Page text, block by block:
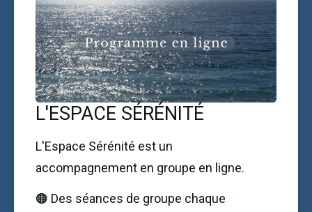
L'ESPACE SÉRÉNITÉ
L'Espace Sérénité est un
accompagnement en groupe en ligne.
🟠 Des séances de groupe chaque